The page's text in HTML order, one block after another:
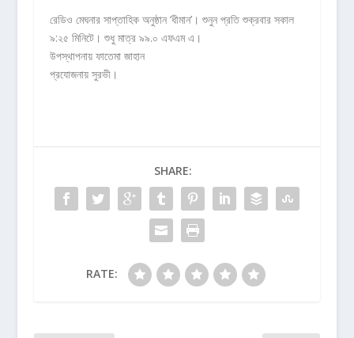
রেডিও মেঘনার সাপ্তাহিক অনুষ্ঠান ‘ধীমান’। শুনুন প্রতি শুক্রবার সকাল
৯:২৫ মিনিটে। শুধু মাত্র ৯৯.০ এফএম এ।
উপস্থাপনায় ফাতেমা জাহান
প্রযোজনায় সুরভী।
SHARE:
RATE: